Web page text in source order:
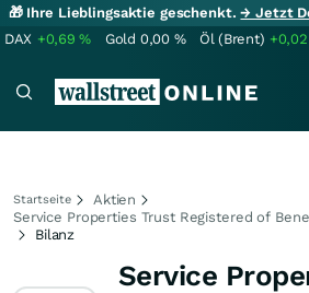
🎁 Ihre Lieblingsaktie geschenkt.→ Jetzt
DAX +0,69% Gold 0,00 % Öl (Brent)
Startseite
Aktien
Service Properties Trust Registered of
Bilanz
Service